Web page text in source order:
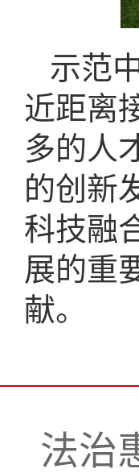
示范
近距离
多的人
的创新
科技融
展的重
献。
法治